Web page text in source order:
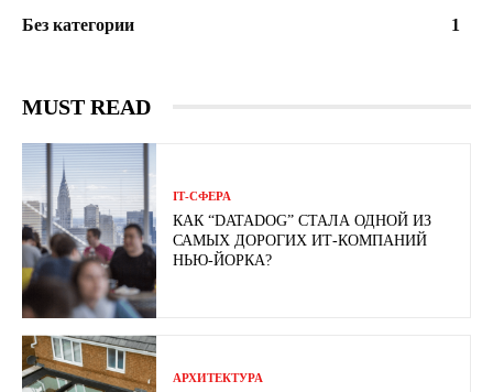
Без категории
1
MUST READ
ІТ-СФЕРА
КАК “DATADOG” СТАЛА ОДНОЙ ИЗ
САМЫХ ДОРОГИХ ИТ-КОМПАНИЙ
НЬЮ-ЙОРКА?
АРХИТЕКТУРА